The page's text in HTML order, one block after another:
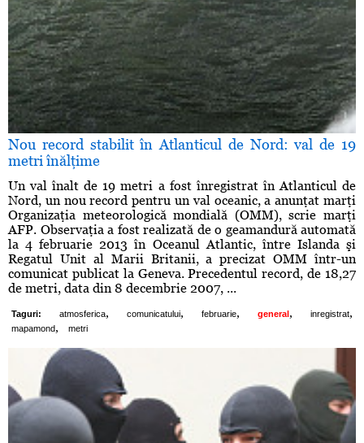
Nou record stabilit în Atlanticul de Nord: val de 19
metri înălţime
Un val înalt de 19 metri a fost înregistrat în Atlanticul de
Nord, un nou record pentru un val oceanic, a anunţat marţi
Organizaţia meteorologică mondială (OMM), scrie marţi
AFP. Observaţia a fost realizată de o geamandură automată
la 4 februarie 2013 în Oceanul Atlantic, între Islanda şi
Regatul Unit al Marii Britanii, a precizat OMM într-un
comunicat publicat la Geneva. Precedentul record, de 18,27
de metri, data din 8 decembrie 2007, ...
Taguri: atmosferica, comunicatului, februarie, general , inregistrat,
mapamond, metri